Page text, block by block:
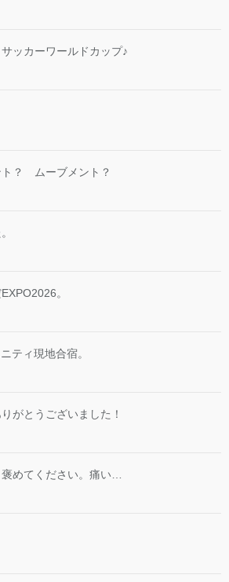
ッカーワールドカップ♪
ト？ ムーブメント？
。
ティ現地合宿。
がとうございました！
めてください。痛い…